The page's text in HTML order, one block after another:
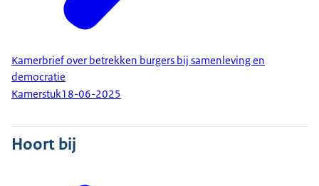
Kamerbrief over betrekken burgers bij samenleving en
democratie
Kamerstuk18-06-2025
Hoort bij